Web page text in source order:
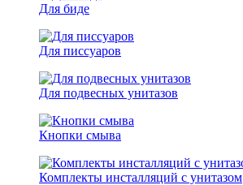
Для биде
Для писсуаров
Для подвесных унитазов
Кнопки смыва
Комплекты инсталляций с унитазом